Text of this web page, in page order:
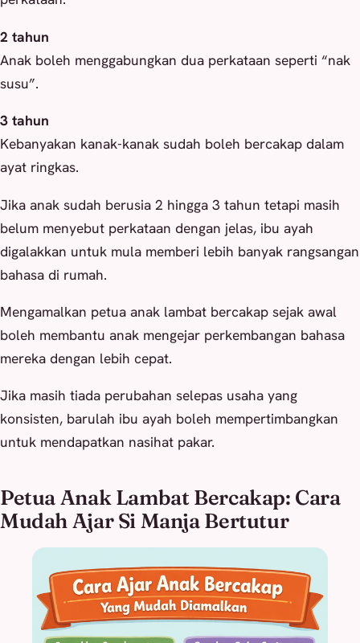
2 tahun
Anak boleh menggabungkan dua perkataan seperti “nak
susu”.
3 tahun
Kebanyakan kanak-kanak sudah boleh bercakap dalam
ayat ringkas.
Jika anak sudah berusia 2 hingga 3 tahun tetapi masih
belum menyebut perkataan dengan jelas, ibu ayah
digalakkan untuk mula memberi lebih banyak rangsangan
bahasa di rumah.
Mengamalkan petua anak lambat bercakap sejak awal
boleh membantu anak mengejar perkembangan bahasa
mereka dengan lebih cepat.
Jika masih tiada perubahan selepas usaha yang
konsisten, barulah ibu ayah boleh mempertimbangkan
untuk mendapatkan nasihat pakar.
Petua Anak Lambat Bercakap: Cara
Mudah Ajar Si Manja Bertutur